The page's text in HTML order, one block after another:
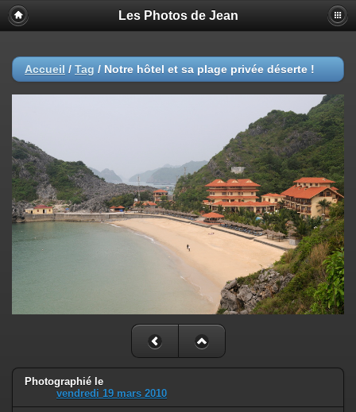
Les Photos de Jean
Accueil / Tag / Notre hôtel et sa plage privée déserte !
Photographié le
vendredi 19 mars 2010